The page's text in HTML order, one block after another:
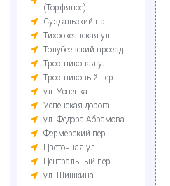
(Торфяное)
Суздальский пр.
Тихоокеанская ул.
Толубеевский проезд
Тростниковая ул.
Тростниковый пер.
ул. Успенка
Успенская дорога
ул. Фёдора Абрамова
Фермерский пер.
Цветочная ул.
Центральный пер.
ул. Шишкина